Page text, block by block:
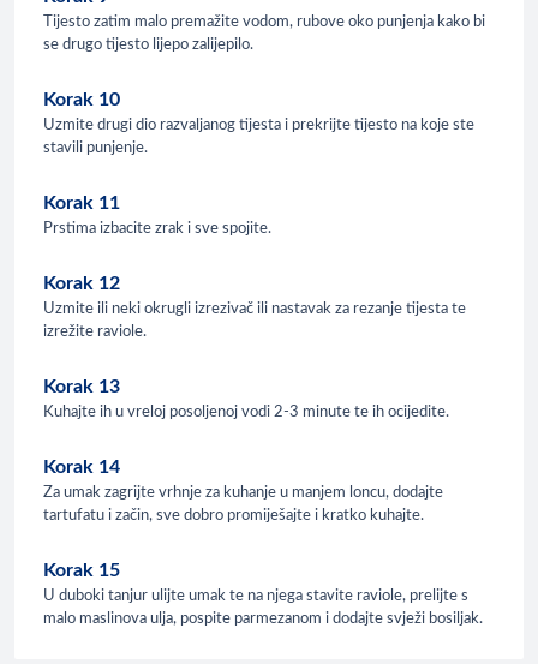
Tijesto zatim malo premažite vodom, rubove oko punjenja kako bi
se drugo tijesto lijepo zalijepilo.
Korak 10
Uzmite drugi dio razvaljanog tijesta i prekrijte tijesto na koje ste
stavili punjenje.
Korak 11
Prstima izbacite zrak i sve spojite.
Korak 12
Uzmite ili neki okrugli izrezivač ili nastavak za rezanje tijesta te
izrežite raviole.
Korak 13
Kuhajte ih u vreloj posoljenoj vodi 2-3 minute te ih ocijedite.
Korak 14
Za umak zagrijte vrhnje za kuhanje u manjem loncu, dodajte
tartufatu i začin, sve dobro promiješajte i kratko kuhajte.
Korak 15
U duboki tanjur ulijte umak te na njega stavite raviole, prelijte s
malo maslinova ulja, pospite parmezanom i dodajte svježi bosiljak.